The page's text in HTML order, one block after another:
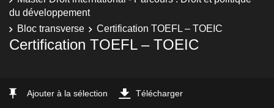
du développement
Bloc transverse
Certification TOEFL – TOEIC
Certification TOEFL – TOEIC
Ajouter à la sélection Télécharger